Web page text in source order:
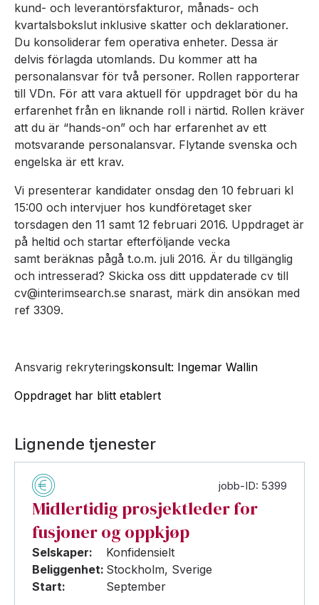
kund- och leverantörsfakturor, månads- och
kvartalsbokslut inklusive skatter och deklarationer.
Du konsoliderar fem operativa enheter. Dessa är
delvis förlagda utomlands. Du kommer att ha
personalansvar för två personer. Rollen rapporterar
till VDn. För att vara aktuell för uppdraget bör du ha
erfarenhet från en liknande roll i närtid. Rollen kräver
att du är “hands-on” och har erfarenhet av ett
motsvarande personalansvar. Flytande svenska och
engelska är ett krav.
Vi presenterar kandidater onsdag den 10 februari kl
15:00 och intervjuer hos kundföretaget sker
torsdagen den 11 samt 12 februari 2016. Uppdraget är
på heltid och startar efterföljande vecka
samt beräknas pågå t.o.m. juli 2016. Är du tillgänglig
och intresserad? Skicka oss ditt uppdaterade cv till
cv@interimsearch.se snarast, märk din ansökan med
ref 3309.
Ansvarig rekryteringskonsult: Ingemar Wallin
Oppdraget har blitt etablert
Lignende tjenester
jobb-ID: 5399
Midlertidig prosjektleder for
fusjoner og oppkjøp
Selskaper:
Konfidensielt
Beliggenhet: Stockholm, Sverige
Start:
September